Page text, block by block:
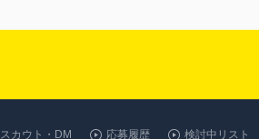
スカウト・DM 応募履歴
検討中リスト